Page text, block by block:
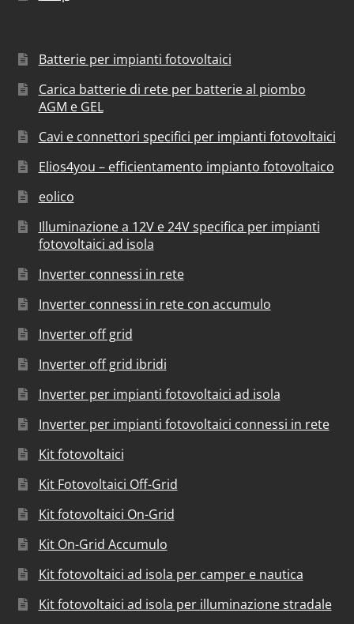
Batterie per impianti fotovoltaici
Carica batterie di rete per batterie al piombo
AGM e GEL
Cavi e connettori specifici per impianti fotovoltaici
Elios4you – efficientamento impianto fotovoltaico
eolico
Illuminazione a 12V e 24V specifica per impianti
fotovoltaici ad isola
Inverter connessi in rete
Inverter connessi in rete con accumulo
Inverter off grid
Inverter off grid ibridi
Inverter per impianti fotovoltaici ad isola
Inverter per impianti fotovoltaici connessi in rete
Kit fotovoltaici
Kit Fotovoltaici Off-Grid
Kit fotovoltaici On-Grid
Kit On-Grid Accumulo
Kit fotovoltaici ad isola per camper e nautica
Kit fotovoltaici ad isola per illuminazione stradale